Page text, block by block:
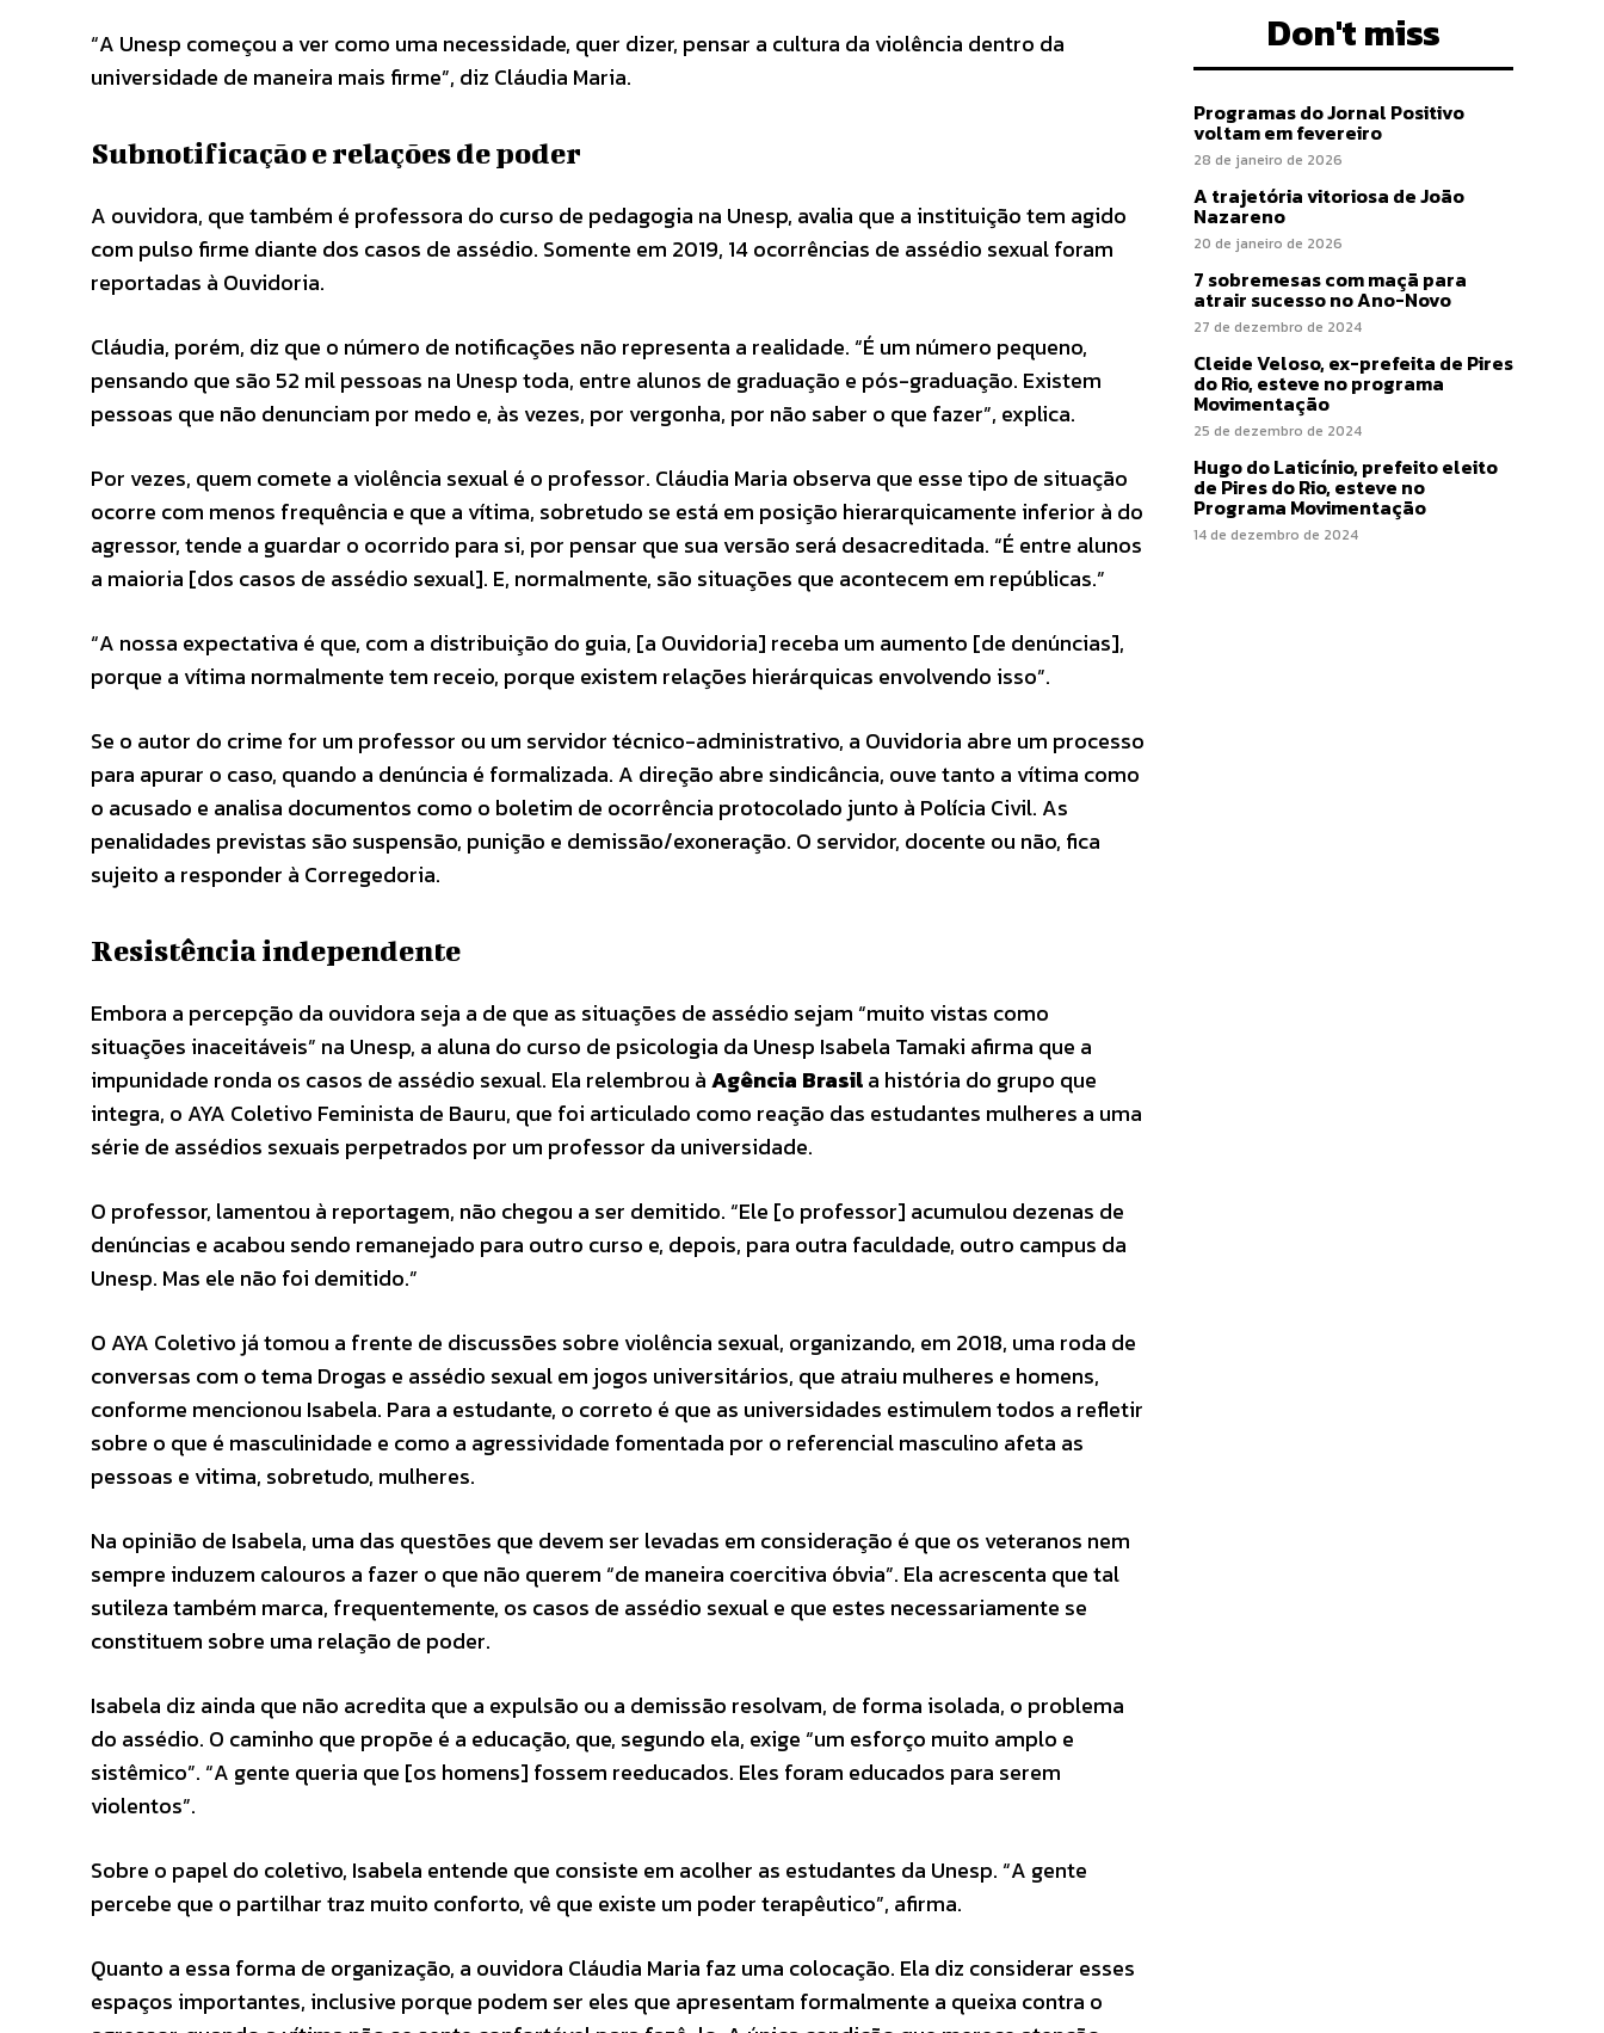
“A Unesp começou a ver como uma necessidade, quer dizer, pensar a cultura da violência dentro da
universidade de maneira mais firme”, diz Cláudia Maria.
Subnotificação e relações de poder
A ouvidora, que também é professora do curso de pedagogia na Unesp, avalia que a instituição tem agido
com pulso firme diante dos casos de assédio. Somente em 2019, 14 ocorrências de assédio sexual foram
reportadas à Ouvidoria.
Cláudia, porém, diz que o número de notificações não representa a realidade. “É um número pequeno,
pensando que são 52 mil pessoas na Unesp toda, entre alunos de graduação e pós-graduação. Existem
pessoas que não denunciam por medo e, às vezes, por vergonha, por não saber o que fazer”, explica.
Por vezes, quem comete a violência sexual é o professor. Cláudia Maria observa que esse tipo de situação
ocorre com menos frequência e que a vítima, sobretudo se está em posição hierarquicamente inferior à do
agressor, tende a guardar o ocorrido para si, por pensar que sua versão será desacreditada. “É entre alunos
a maioria [dos casos de assédio sexual]. E, normalmente, são situações que acontecem em repúblicas.”
“A nossa expectativa é que, com a distribuição do guia, [a Ouvidoria] receba um aumento [de denúncias],
porque a vítima normalmente tem receio, porque existem relações hierárquicas envolvendo isso”.
Se o autor do crime for um professor ou um servidor técnico-administrativo, a Ouvidoria abre um processo
para apurar o caso, quando a denúncia é formalizada. A direção abre sindicância, ouve tanto a vítima como
o acusado e analisa documentos como o boletim de ocorrência protocolado junto à Polícia Civil. As
penalidades previstas são suspensão, punição e demissão/exoneração. O servidor, docente ou não, fica
sujeito a responder à Corregedoria.
Resistência independente
Embora a percepção da ouvidora seja a de que as situações de assédio sejam “muito vistas como
situações inaceitáveis” na Unesp, a aluna do curso de psicologia da Unesp Isabela Tamaki afirma que a
impunidade ronda os casos de assédio sexual. Ela relembrou àAgência Brasila história do grupo que
integra, o AYA Coletivo Feminista de Bauru, que foi articulado como reação das estudantes mulheres a uma
série de assédios sexuais perpetrados por um professor da universidade.
O professor, lamentou à reportagem, não chegou a ser demitido. “Ele [o professor] acumulou dezenas de
denúncias e acabou sendo remanejado para outro curso e, depois, para outra faculdade, outro campus da
Unesp. Mas ele não foi demitido.”
O AYA Coletivo já tomou a frente de discussões sobre violência sexual, organizando, em 2018, uma roda de
conversas com o tema Drogas e assédio sexual em jogos universitários, que atraiu mulheres e homens,
conforme mencionou Isabela. Para a estudante, o correto é que as universidades estimulem todos a refletir
sobre o que é masculinidade e como a agressividade fomentada por o referencial masculino afeta as
pessoas e vitima, sobretudo, mulheres.
Na opinião de Isabela, uma das questões que devem ser levadas em consideração é que os veteranos nem
sempre induzem calouros a fazer o que não querem “de maneira coercitiva óbvia”. Ela acrescenta que tal
sutileza também marca, frequentemente, os casos de assédio sexual e que estes necessariamente se
constituem sobre uma relação de poder.
Isabela diz ainda que não acredita que a expulsão ou a demissão resolvam, de forma isolada, o problema
do assédio. O caminho que propõe é a educação, que, segundo ela, exige “um esforço muito amplo e
sistêmico”. “A gente queria que [os homens] fossem reeducados. Eles foram educados para serem
violentos”.
Sobre o papel do coletivo, Isabela entende que consiste em acolher as estudantes da Unesp. “A gente
percebe que o partilhar traz muito conforto, vê que existe um poder terapêutico”, afirma.
Quanto a essa forma de organização, a ouvidora Cláudia Maria faz uma colocação. Ela diz considerar esses
espaços importantes, inclusive porque podem ser eles que apresentam formalmente a queixa contra o
Don't miss
Programas do Jornal Positivo
voltam em fevereiro
28 de janeiro de 2026
A trajetória vitoriosa de João
Nazareno
20 de janeiro de 2026
7 sobremesas com maçã para
atrair sucesso no Ano-Novo
27 de dezembro de 2024
Cleide Veloso, ex-prefeita de Pires
do Rio, esteve no programa
Movimentação
25 de dezembro de 2024
Hugo do Laticínio, prefeito eleito
de Pires do Rio, esteve no
Programa Movimentação
14 de dezembro de 2024